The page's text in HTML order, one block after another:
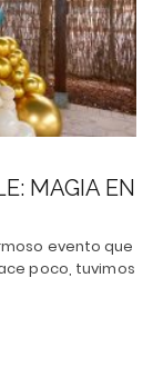
MAGIA EN
evento que
poco, tuvimos